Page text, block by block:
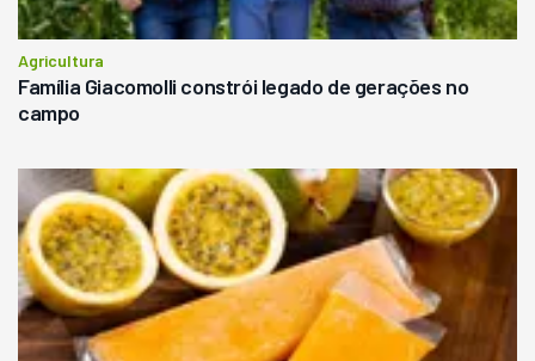
Agricultura
Família Giacomolli constrói legado de gerações no
campo